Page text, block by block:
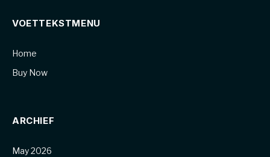
VOETTEKSTMENU
Home
Buy Now
ARCHIEF
May 2026